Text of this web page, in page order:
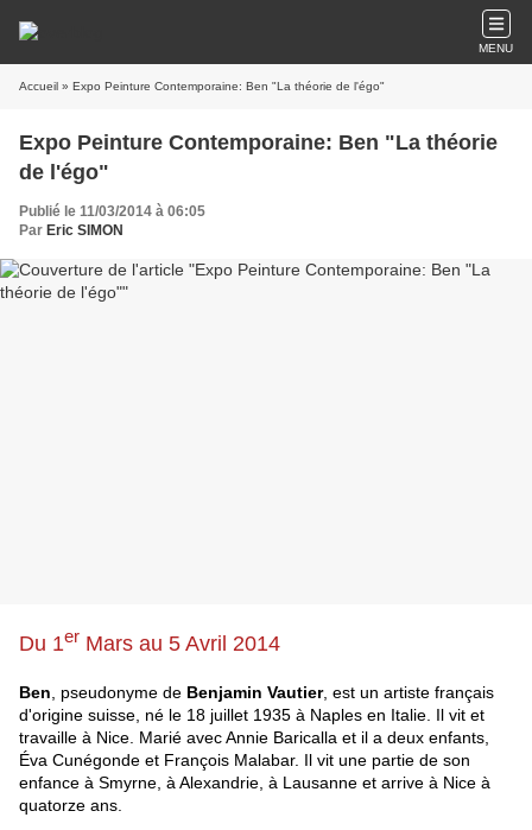
MENU
Accueil » Expo Peinture Contemporaine: Ben "La théorie de l'égo"
Expo Peinture Contemporaine: Ben "La théorie
de l'égo"
Publié le 11/03/2014 à 06:05
Par Eric SIMON
Du 1er Mars au 5 Avril 2014
Ben , pseudonyme de Benjamin Vautier, est un artiste français
d'origine suisse, né le 18 juillet 1935 à Naples en Italie. Il vit et
travaille à Nice. Marié avec Annie Baricalla et il a deux enfants,
Éva Cunégonde et François Malabar. Il vit une partie de son
enfance à Smyrne, à Alexandrie, à Lausanne et arrive à Nice à
quatorze ans.